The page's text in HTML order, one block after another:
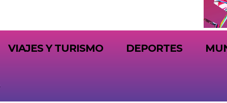
VIAJES Y TURISMO DEPORTES